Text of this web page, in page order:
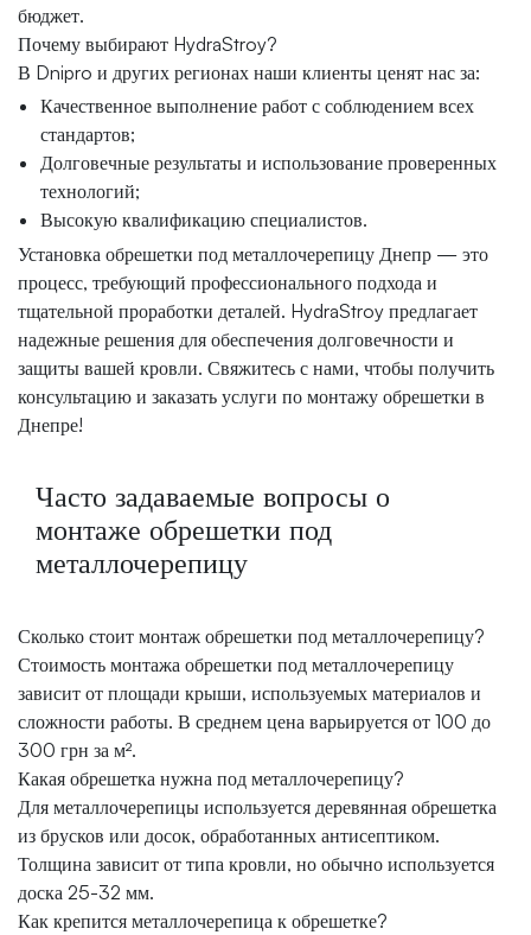
бюджет.
Почему выбирают HydraStroy?
В Dnipro и других регионах наши клиенты ценят нас за:
Качественное выполнение работ с соблюдением всех
стандартов;
Долговечные результаты и использование проверенных
технологий;
Высокую квалификацию специалистов.
Установка обрешетки под металлочерепицу Днепр — это
процесс, требующий профессионального подхода и
тщательной проработки деталей. HydraStroy предлагает
надежные решения для обеспечения долговечности и
защиты вашей кровли. Свяжитесь с нами, чтобы получить
консультацию и заказать услуги по монтажу обрешетки в
Днепре!
Часто задаваемые вопросы о
монтаже обрешетки под
металлочерепицу
Сколько стоит монтаж обрешетки под металлочерепицу?
Стоимость монтажа обрешетки под металлочерепицу
зависит от площади крыши, используемых материалов и
сложности работы. В среднем цена варьируется от 100 до
300 грн за м².
Какая обрешетка нужна под металлочерепицу?
Для металлочерепицы используется деревянная обрешетка
из брусков или досок, обработанных антисептиком.
Толщина зависит от типа кровли, но обычно используется
доска 25-32 мм.
Как крепится металлочерепица к обрешетке?